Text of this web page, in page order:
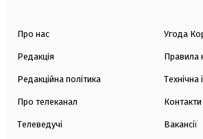
Про нас
Редакція
Редакційна політика
Про телеканал
Телеведучі
Угода
Правила
Технічна
Контакти
Вакансії